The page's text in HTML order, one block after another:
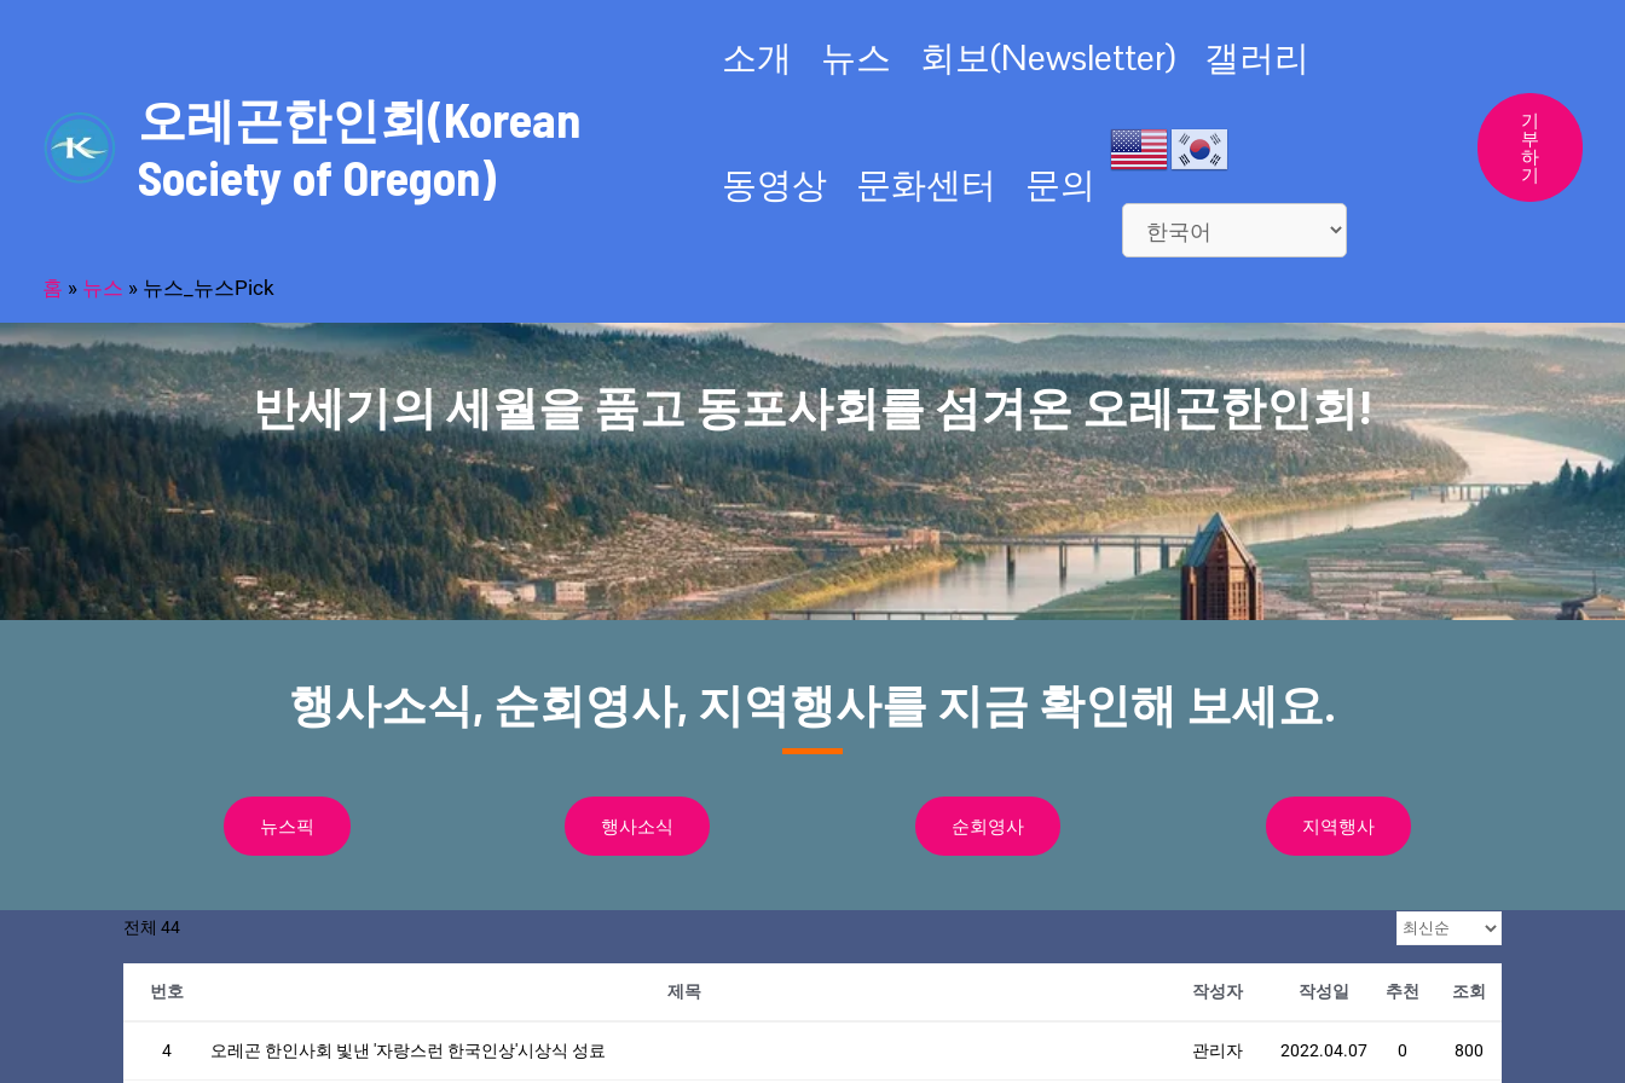
오레곤한인회(Korean
Society of Oregon)
소개 뉴스 회보(Newsletter) 갤러리
동영상 문화센터 문의
기
부
하
기
홈 » 뉴스 » 뉴스_뉴스Pick
반세기의 세월을 품고 동포사회를 섬겨온 오레곤한인회!
행사소식, 순회영사, 지역행사를 지금 확인해 보세요.
뉴스픽 행사소식 순회영사 지역행사
전체 44
번호 제목 작성자 작성일 추천 조회
4 오레곤 한인사회 빛낸 '자랑스런 한국인상'시상식 성료 관리자 2022.04.07 0 800